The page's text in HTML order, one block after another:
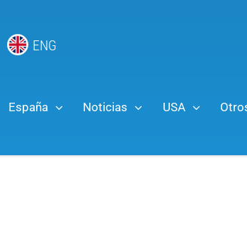
ENG
España Noticias USA